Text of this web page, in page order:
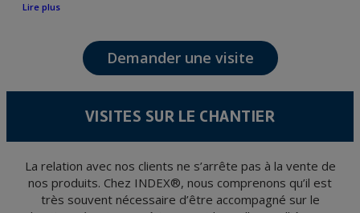
l’attention de votre demande, litige ou requise, maintien de la relation établie, la
Les données de nos fichiers sont absolument confidentielles et seront traitées avec la
plus grande confidentialité et répondent à toutes les exigences prévues par la loi
15/1999 du 13 décembre sur la protection des données personnelles.
la santé, ces donnée n'étant pas cryptées.
et d'opposition en vertu des dispositions au Règlement Général sur la Protection des
votre pièce d’identité, à P.I. La Portalada II | c/ Segador 13, 26006 | Logroño (La
Rioja).
Lire plus
Demander une visite
VISITES SUR LE CHANTIER
La relation avec nos clients ne s’arrête pas à la vente de
nos produits. Chez INDEX®, nous comprenons qu’il est
très souvent nécessaire d’être accompagné sur le